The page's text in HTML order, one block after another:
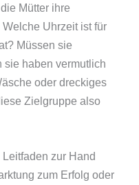
Mütter ihre
Uhrzeit ist für
Müssen sie
sie haben vermutlich
oder dreckiges
Zielgruppe also
zur Hand
zum Erfolg oder